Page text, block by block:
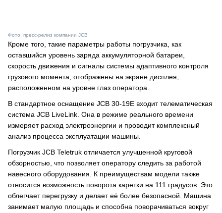
Фото: пресс-релиз компании JCB
Кроме того, такие параметры работы погрузчика, как
оставшийся уровень заряда аккумуляторной батареи,
скорость движения и сигналы системы адаптивного контроля
грузового момента, отображены на экране дисплея,
расположенном на уровне глаз оператора.
В стандартное оснащение JCB 30-19E входит телематическая
система JCB LiveLink. Она в режиме реального времени
измеряет расход электроэнергии и проводит комплексный
анализ процесса эксплуатации машины.
Погрузчик JCB Teletruk отличается улучшенной круговой
обзорностью, что позволяет оператору следить за работой
навесного оборудования. К преимуществам модели также
относится возможность поворота каретки на 111 градусов. Это
облегчает перегрузку и делает её более безопасной. Машина
занимает малую площадь и способна поворачиваться вокруг